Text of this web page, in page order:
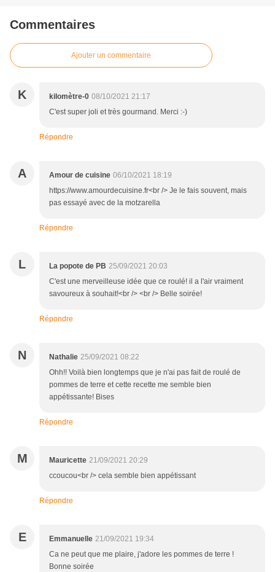
Commentaires
Ajouter un commentaire
K kilomètre-0 08/10/2021 21:17
C'est super joli et très gourmand. Merci :-)
Répondre
A Amour de cuisine 06/10/2021 18:19
https://www.amourdecuisine.fr<br /> Je le fais souvent, mais
pas essayé avec de la motzarella
Répondre
L La popote de PB 25/09/2021 20:03
C'est une merveilleuse idée que ce roulé! il a l'air vraiment
savoureux à souhait!<br /> <br /> Belle soirée!
Répondre
N Nathalie 25/09/2021 08:22
Ohh!! Voilà bien longtemps que je n'ai pas fait de roulé de
pommes de terre et cette recette me semble bien
appétissante! Bises
Répondre
M Mauricette 21/09/2021 20:29
ccoucou<br /> cela semble bien appétissant
Répondre
E Emmanuelle 21/09/2021 19:34
Ca ne peut que me plaire, j'adore les pommes de terre !
Bonne soirée